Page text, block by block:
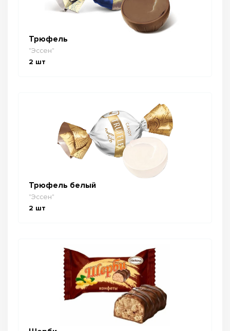
Трюфель
"Эссен"
2 шт
Трюфель белый
"Эссен"
2 шт